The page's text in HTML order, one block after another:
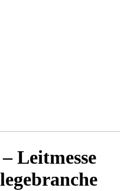
Leitmesse